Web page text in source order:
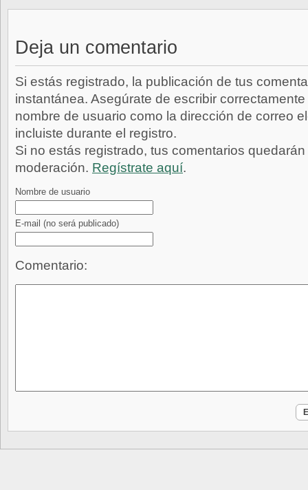
Deja un comentario
Si estás registrado, la publicación de tus
instantánea. Asegúrate de escribir
nombre de usuario como la dirección de correo
incluiste durante el registro.
Si no estás registrado, tus comentarios
moderación. Regístrate aquí.
Nombre de usuario
E-mail (no será publicado)
Comentario: